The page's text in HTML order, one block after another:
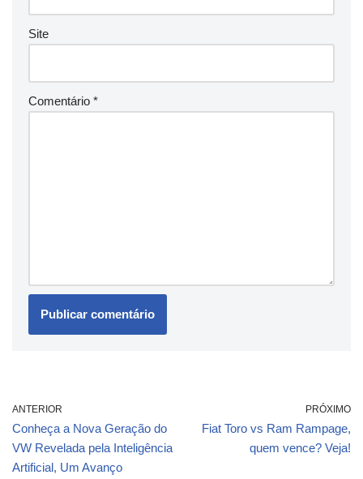
Site
Comentário *
ANTERIOR
Conheça a Nova Geração do
VW Revelada pela Inteligência
Artificial, Um Avanço
PRÓXIMO
Fiat Toro vs Ram Rampage,
quem vence? Veja!